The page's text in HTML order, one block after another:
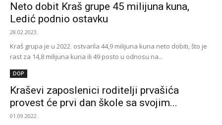
Neto dobit Kraš grupe 45 milijuna kuna,
Ledić podnio ostavku
28.02.2023.
Kraš grupa je u 2022. ostvarila 44,9 milijuna kuna neto dobiti, što je
rast za 14,8 milijuna kuna ili 49 posto u odnosu na...
DOP
Kraševi zaposlenici roditelji prvašića
provest će prvi dan škole sa svojim...
01.09.2022.